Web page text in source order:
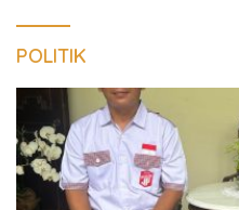
POLITIK